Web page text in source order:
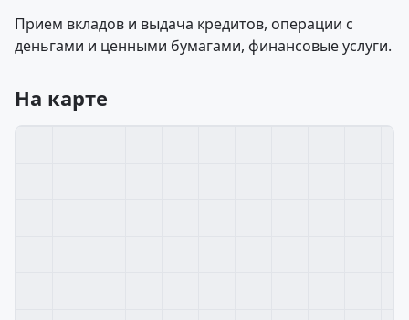
Прием вкладов и выдача кредитов, операции с
деньгами и ценными бумагами, финансовые услуги.
На карте